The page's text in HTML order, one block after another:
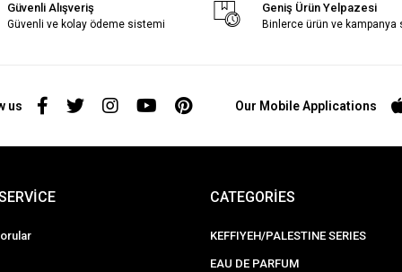
Güvenli Alışveriş
Güvenli ve kolay ödeme sistemi
Geniş Ürün Yelpazesi
Binlerce ürün ve kampanya
us Our Mobile Applications
CATEGORİES
KEFFIYEH/PALESTINE SERIES
EAU DE PARFUM